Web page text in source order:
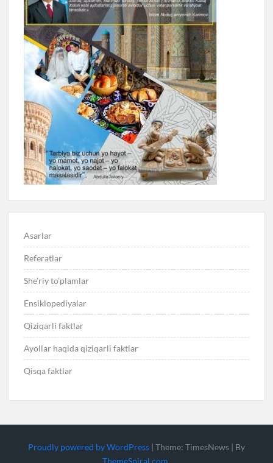
Asarlar
Referatlar
She’riy to’plamlar
Ensiklopediyalar
Qiziqarli faktlar
Ayollar haqida qiziqarli faktlar
Qisqa faktlar
Proudly powered by WordPress | Theme: TimesNews | By
ThemeSpiral.com